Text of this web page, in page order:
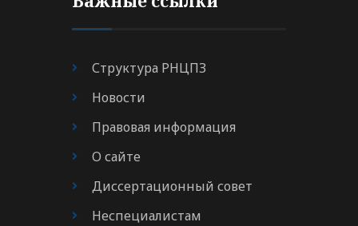
Структура РНЦПЗ
Новости
Правовая информация
О сайте
Диссертационный совет
Неспециалистам